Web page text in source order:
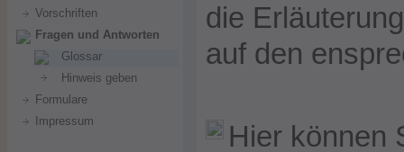
Vorschriften
Fragen und Antworten
Glossar
Hinweis geben
Formulare
Impressum
die
auf den
Hier können